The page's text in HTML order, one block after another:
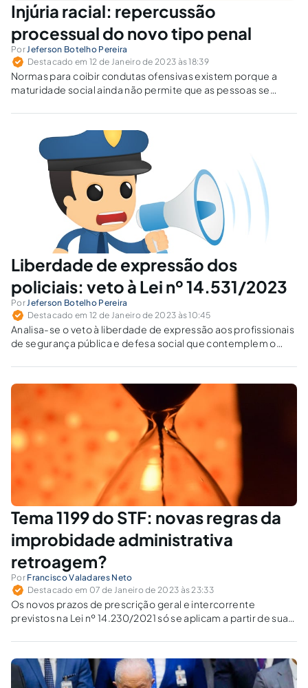
Injúria racial: repercussão
processual do novo tipo penal
PorJeferson Botelho Pereira
Destacado em 12 de Janeiro de 2023 às 18:39
Normas para coibir condutas ofensivas existem porque a
maturidade social ainda não permite que as pessoas se
Liberdade de expressão dos
policiais: veto à Lei nº 14.531/2023
Por Jeferson Botelho Pereira
Destacado em 12 de Janeiro de 2023 às 10:45
Analisa-se o veto à liberdade de expressão aos profissionais
de segurança pública e defesa social que contemplem o
Tema 1199 do STF: novas regras da
improbidade administrativa
retroagem?
Por Francisco Valadares Neto
Destacado em 07 de Janeiro de 2023 às 23:33
Os novos prazos de prescrição geral e intercorrente
previstos na Lei nº 14.230/2021 só se aplicam a partir de sua